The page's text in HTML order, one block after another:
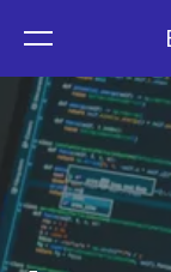
Polyblog